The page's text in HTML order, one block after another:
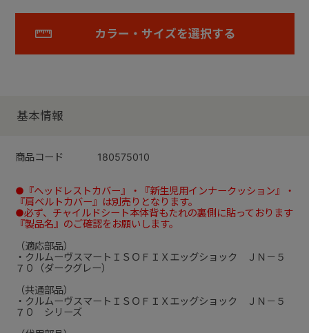
カラー・サイズを選択する
基本情報
商品コード 180575010
●『ヘッドレストカバー』・『新生児用インナークッション』・
『肩ベルトカバー』は別売りとなります。
●必ず、チャイルドシート本体背もたれの裏側に貼っております
『製品名』のご確認をお願いします。
（適応部品）
・クルムーヴスマートＩＳＯＦＩＸエッグショック ＪＮ－５
７０（ダークグレー）
（共通部品）
・クルムーヴスマートＩＳＯＦＩＸエッグショック ＪＮ－５
７０ シリーズ